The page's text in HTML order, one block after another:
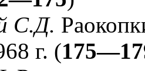
С.Д.
г. (